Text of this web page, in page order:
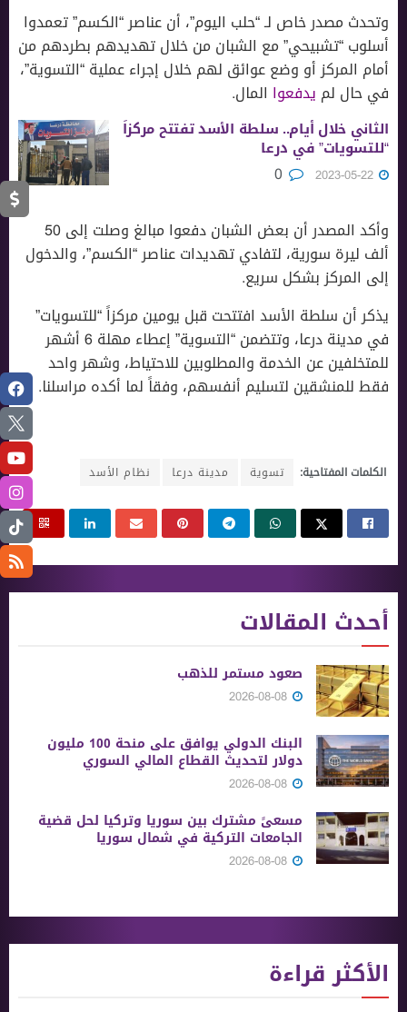
وتحدث مصدر خاص لـ “حلب اليوم”، أن عناصر “الكسم” تعمدوا
أسلوب “تشبيحي” مع الشبان من خلال تهديدهم بطردهم من
أمام المركز أو وضع عوائق لهم خلال إجراء عملية “التسوية”،
في حال لم يدفعوا المال.
الثاني خلال أيام.. سلطة الأسد تفتتح مركزاً
“للتسويات” في درعا
وأكد المصدر أن بعض الشبان دفعوا مبالغ وصلت إلى 50
ألف ليرة سورية، لتفادي تهديدات عناصر “الكسم”، والدخول
إلى المركز بشكل سريع.
يذكر أن سلطة الأسد افتتحت قبل يومين مركزاً “للتسويات”
في مدينة درعا، وتتضمن “التسوية” إعطاء مهلة 6 أشهر
للمتخلفين عن الخدمة والمطلوبين للاحتياط، وشهر واحد
فقط للمنشقين لتسليم أنفسهم، وفقاً لما أكده مراسلنا.
الكلمات المفتاحية: تسوية مدينة درعا نظام الأسد
أحدث المقالات
صعود مستمر للذهب
البنك الدولي يوافق على منحة 100 مليون
دولار لتحديث القطاع المالي السوري
مسعىً مشترك بين سوريا وتركيا لحل قضية
الجامعات التركية في شمال سوريا
الأكثر قراءة